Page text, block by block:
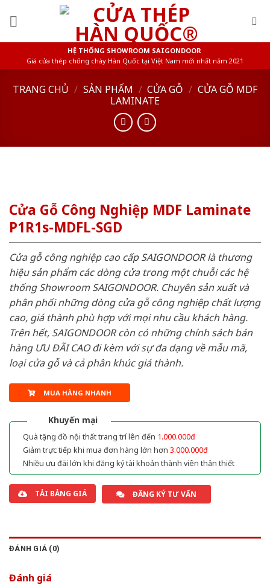
HỆ THỐNG SHOWROOM SAIGONDOOR
Giá cửa thép chống cháy Hàn Quốc tại Việt Nam mới nhất năm 2021
TRANG CHỦ / SẢN PHẨM / CỬA GỖ / CỬA GỖ MDF
LAMINATE
Cửa Gỗ Công Nghiệp MDF Laminate
P1R1s-MDFL-SGD
Cửa gỗ công nghiệp cao cấp SAIGONDOOR là thương
hiệu sản phẩm các dòng cửa trong một chuỗi các hệ
thống Showroom SAIGONDOOR. Chuyên sản xuất và
phân phối những dòng cửa gỗ công nghiệp chất lượng
cao, giá thành phù hợp với mọi nhu cầu khách hàng.
Trên hết, SAIGONDOOR còn có những chính sách bán
hàng ƯU ĐÃI CAO đi kèm với sự đa dạng về mẫu mã,
loại cửa gỗ và cả phân khúc giá thành.
MUA HÀNG NHANH
Khuyến mại
Quà tặng đồ nội thất trang trí lên đến 1.000.000đ
Giảm trực tiếp khi mua đơn hàng lớn hơn 3.000.000đ
Nhiều ưu đãi lớn khi đăng ký tài khoản thành viên thân thiết
TẢI BẢNG GIÁ ĐĂNG KÝ TƯ VẤN
ĐÁNH GIÁ (0)
Đánh giá